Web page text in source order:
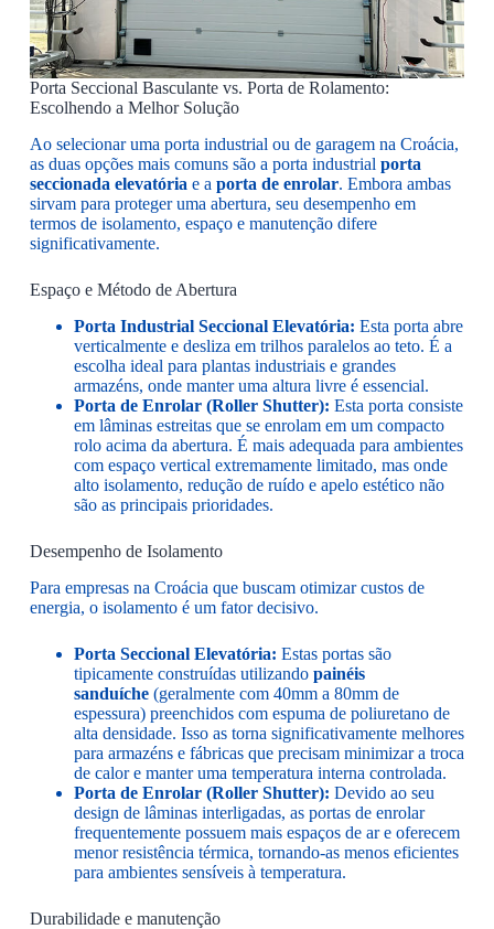
Porta Seccional Basculante vs. Porta de Rolamento:
Escolhendo a Melhor Solução
Ao selecionar uma porta industrial ou de garagem na Croácia,
as duas opções mais comuns são a porta industrial porta
seccionada elevatória e a porta de enrolar. Embora ambas
sirvam para proteger uma abertura, seu desempenho em
termos de isolamento, espaço e manutenção difere
significativamente.
Espaço e Método de Abertura
Porta Industrial Seccional Elevatória: Esta porta abre
verticalmente e desliza em trilhos paralelos ao teto. É a
escolha ideal para plantas industriais e grandes
armazéns, onde manter uma altura livre é essencial.
Porta de Enrolar (Roller Shutter): Esta porta consiste
em lâminas estreitas que se enrolam em um compacto
rolo acima da abertura. É mais adequada para ambientes
com espaço vertical extremamente limitado, mas onde
alto isolamento, redução de ruído e apelo estético não
são as principais prioridades.
Desempenho de Isolamento
Para empresas na Croácia que buscam otimizar custos de
energia, o isolamento é um fator decisivo.
Porta Seccional Elevatória: Estas portas são
tipicamente construídas utilizando painéis
sanduíche(geralmente com 40mm a 80mm de
espessura) preenchidos com espuma de poliuretano de
alta densidade. Isso as torna significativamente melhores
para armazéns e fábricas que precisam minimizar a troca
de calor e manter uma temperatura interna controlada.
Porta de Enrolar (Roller Shutter): Devido ao seu
design de lâminas interligadas, as portas de enrolar
frequentemente possuem mais espaços de ar e oferecem
menor resistência térmica, tornando-as menos eficientes
para ambientes sensíveis à temperatura.
Durabilidade e manutenção